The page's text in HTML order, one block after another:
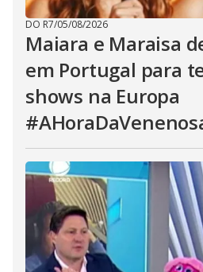
DO R7/05/08/2026
Maiara e Maraisa
em Portugal para
shows na Europa